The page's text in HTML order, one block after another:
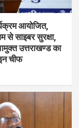
आयोजित,
से साइबर सुरक्षा,
उत्तराखण्ड का
चीफ